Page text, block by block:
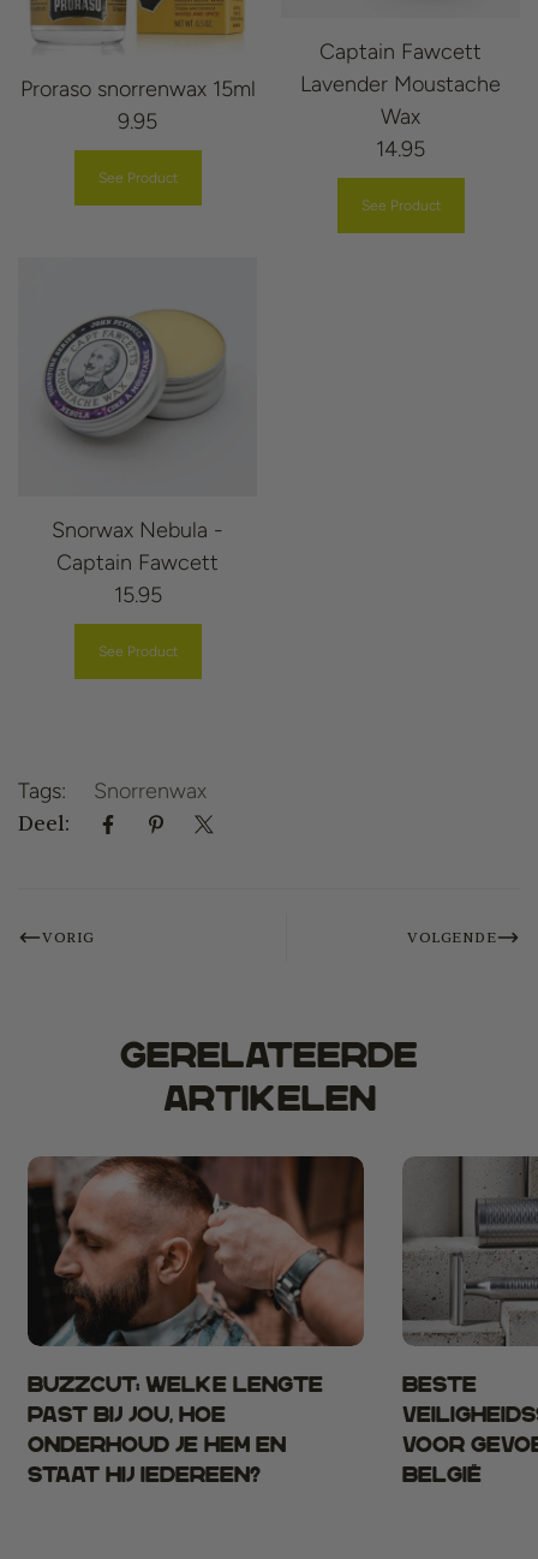
Proraso snorrenwax 15ml
9.95
See Product
Captain Fawcett
Lavender Moustache
Wax
14.95
See Product
Snorwax Nebula -
Captain Fawcett
15.95
See Product
Tags: Snorrenwax
Deel:
VORIG VOLGENDE
gerelateerde
artikelen
Buzzcut: welke lengte
past bij jou, hoe
onderhoud je hem en
staat hij iedereen?
Beste
voor
België